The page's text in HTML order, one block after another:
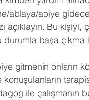
ablaya/abiye
açıklayın. Bu
durumla başa
gitmenin onların
ile çalışmanın